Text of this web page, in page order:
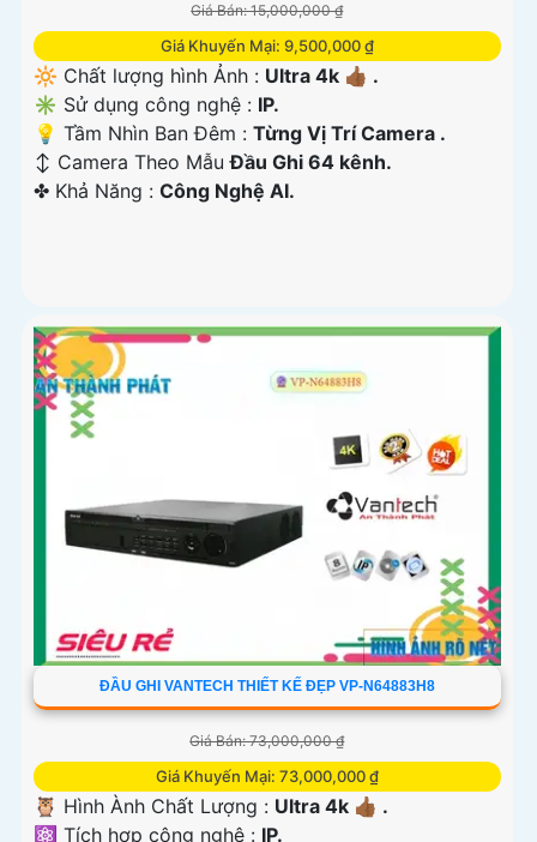
Giá Bán: 15,000,000 ₫
Giá Khuyến Mại: 9,500,000 ₫
🔆 Chất lượng hình Ảnh : Ultra 4k 👍🏾 .
✳️ Sử dụng công nghệ : IP.
💡 Tầm Nhìn Ban Đêm : Từng Vị Trí Camera .
↕️ Camera Theo MẫuĐầu Ghi 64 kênh.
️✤ Khả Năng : Công Nghệ AI.
ĐẦU GHI VANTECH THIẾT KẾ ĐẸP VP-N64883H8
Giá Bán: 73,000,000 ₫
Giá Khuyến Mại: 73,000,000 ₫
🦉 Hình Ành Chất Lượng : Ultra 4k 👍🏾 .
⚛️ Tích hợp công nghệ : IP.